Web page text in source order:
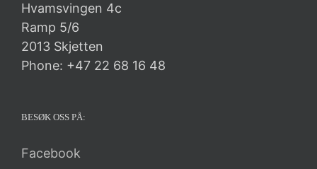
Hvamsvingen 4c
Ramp 5/6
2013 Skjetten
Phone: +47 22 68 16 48
BESØK OSS PÅ:
Facebook